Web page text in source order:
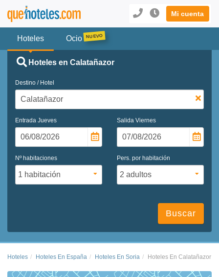
Mi cuenta
Hoteles Ocio
Hoteles en Calatañazor
Destino / Hotel
Entrada Jueves Salida Viernes
Nº habitaciones Pers. por habitación
Buscar
Hoteles Hoteles En España Hoteles En Soria Hoteles En Calatañazor